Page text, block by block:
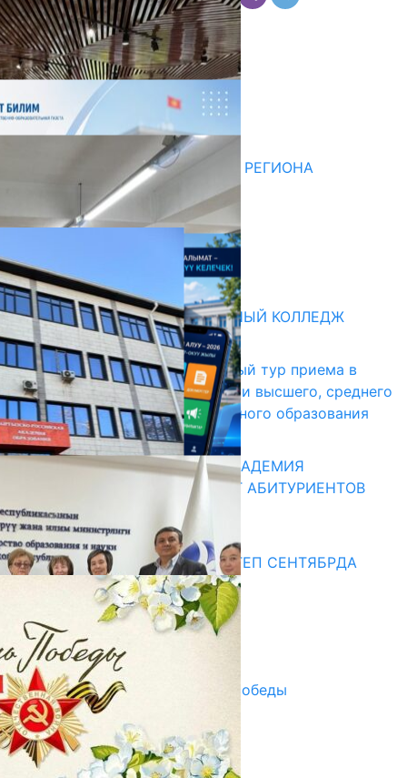
Комментарии
Последние новости
НЕДЕЛЯ В ОБЗОРЕ
07.08.2026
ДЛЯ МЕТОДИСТОВ ЮЖНОГО РЕГИОНА
НАЧАЛОСЬ ОБУЧЕНИЕ
05.08.2026
31.07.2026
Абитуриент
БИШКЕКСКИЙ УНИВЕРСАЛЬНЫЙ КОЛЛЕДЖ
17.07.2026
В Кыргызстане начался первый тур приема в
образовательные организации высшего, среднего
и начального профессионального образования
13.07.2026
КЫРГЫЗКО-РОССИЙСКАЯ АКАДЕМИЯ
ОБРАЗОВАНИЯ ПРИГЛАШАЕТ АБИТУРИЕНТОВ
10.07.2026
Медиа
СУЗАКТА 750 ОРУНДУУ МЕКТЕП СЕНТЯБРДА
ПАЙДАЛАНУУГА БЕРИЛЕТ
07.08.2025
Улуу Жеңиштин жандуу сөзү
29.04.2025
Награды в преддверии Дня Победы
29.04.2025